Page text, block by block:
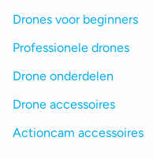
Drones voor beginners
Professionele drones
Drone onderdelen
Drone accessoires
Actioncam accessoires